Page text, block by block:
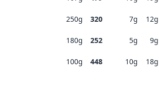
250g 320 7g 12g
180g 252 5g 9g
100g 448 10g 18g